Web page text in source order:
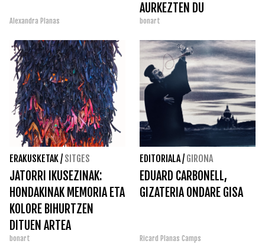
Alexandra Planas
AURKEZTEN DU
bonart
ERAKUSKETAK/ SITGES
JATORRI IKUSEZINAK:
HONDAKINAK MEMORIA ETA
KOLORE BIHURTZEN
DITUEN ARTEA
bonart
EDITORIALA/ GIRONA
EDUARD CARBONELL,
GIZATERIA ONDARE GISA
Ricard Planas Camps